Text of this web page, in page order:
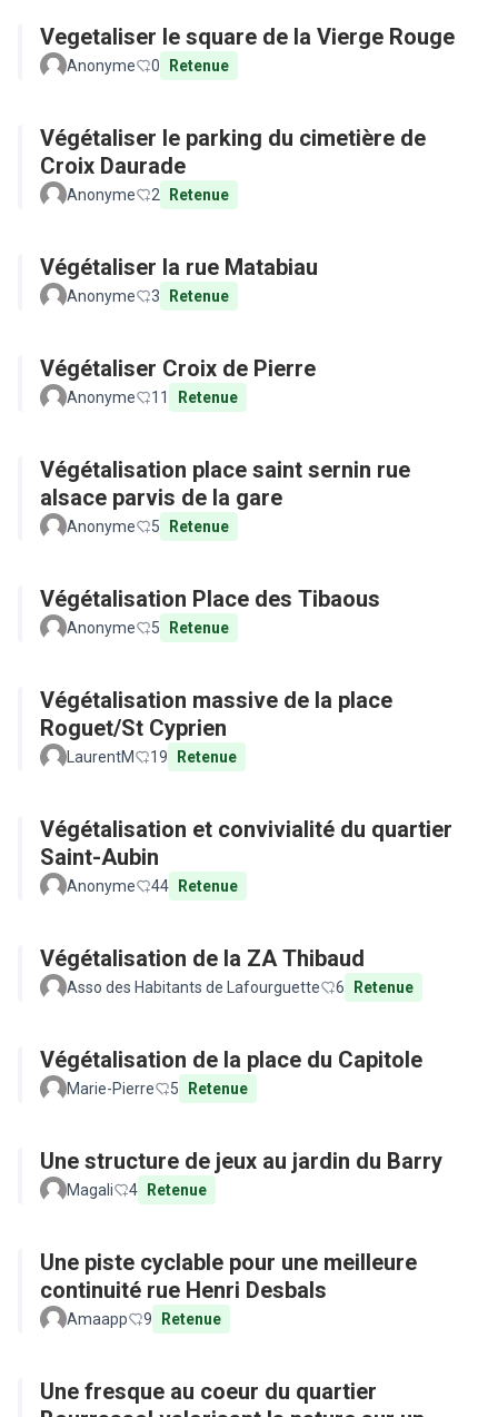
Vegetaliser le square de la Vierge Rouge
Anonyme 0 Retenue
Végétaliser le parking du cimetière de
Croix Daurade
Anonyme 2 Retenue
Végétaliser la rue Matabiau
Anonyme 3 Retenue
Végétaliser Croix de Pierre
Anonyme 11 Retenue
Végétalisation place saint sernin rue
alsace parvis de la gare
Anonyme 5 Retenue
Végétalisation Place des Tibaous
Anonyme 5 Retenue
Végétalisation massive de la place
Roguet/St Cyprien
LaurentM 19 Retenue
Végétalisation et convivialité du quartier
Saint-Aubin
Anonyme 44 Retenue
Végétalisation de la ZA Thibaud
Asso des Habitants de Lafourguette 6 Retenue
Végétalisation de la place du Capitole
Marie-Pierre 5 Retenue
Une structure de jeux au jardin du Barry
Magali 4 Retenue
Une piste cyclable pour une meilleure
continuité rue Henri Desbals
Amaapp 9 Retenue
Une fresque au coeur du quartier